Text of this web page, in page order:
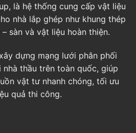
là hệ thống cung cấp vật liệu
nhà lắp ghép như khung thép
sàn và vật liệu hoàn thiện.
dựng mạng lưới phân phối
thầu trên toàn quốc, giúp
vật tư nhanh chóng, tối ưu
quả thi công.